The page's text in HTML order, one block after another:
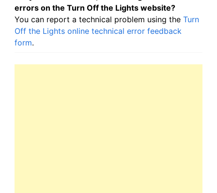
errors on the Turn Off the Lights website?
You can report a technical problem using the Turn
Off the Lights online technical error feedback
form.